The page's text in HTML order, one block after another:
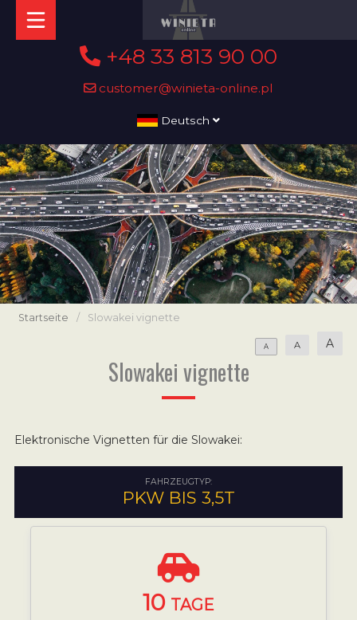
+48 33 813 90 00
customer@winieta-online.pl
Deutsch
Startseite / Slowakei vignette
A A A
Slowakei vignette
Elektronische Vignetten für die Slowakei:
FAHRZEUGTYP:
PKW BIS 3,5T
10 TAGE